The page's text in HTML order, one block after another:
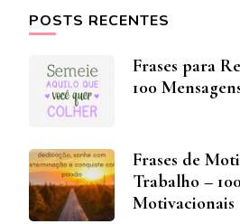
POSTS RECENTES
Frases para
100
Frases de
Trabalho –
Motivacionais